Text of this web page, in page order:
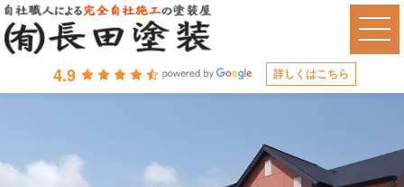
4.9 詳しくはこちら